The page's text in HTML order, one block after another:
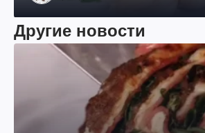
Другие новости